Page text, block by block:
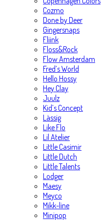
Cozmo
Done by Deer
Gingersnaps
Fliink
Floss&Rock
Flow Amsterdam
Fred’s World
Hello Hossy
Hey Clay
Juulz
Kid’s Concept
Lässig
Like Flo
Lil Atelier
Little Casimir
Little Dutch
Little Talents
Lodger
Maesy
Meyco
Mikk-line
Minipop